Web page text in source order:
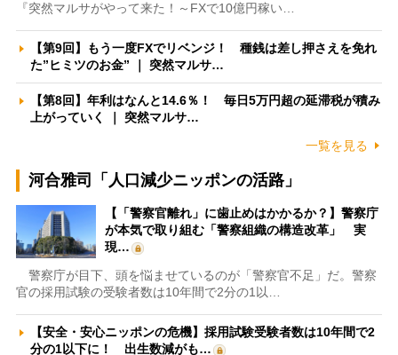
『突然マルサがやって来た！～FXで10億円稼い…
【第9回】もう一度FXでリベンジ！ 種銭は差し押さえを免れ
た”ヒミツのお金” ｜ 突然マルサ…
【第8回】年利はなんと14.6％！ 毎日5万円超の延滞税が積み
上がっていく ｜ 突然マルサ…
一覧を見る
河合雅司「人口減少ニッポンの活路」
【「警察官離れ」に歯止めはかかるか？】警察庁
が本気で取り組む「警察組織の構造改革」 実
現…
警察庁が目下、頭を悩ませているのが「警察官不足」だ。警察
官の採用試験の受験者数は10年間で2分の1以…
【安全・安心ニッポンの危機】採用試験受験者数は10年間で2
分の1以下に！ 出生数減がも…